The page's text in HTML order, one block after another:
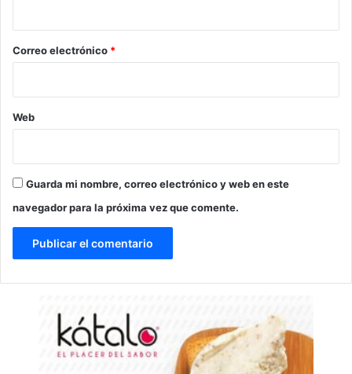
*
Correo electrónico *
Web
Guarda mi nombre, correo electrónico y web en este
navegador para la próxima vez que comente.